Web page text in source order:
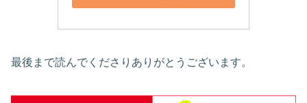
最後まで読んでくださりありがとうございます。